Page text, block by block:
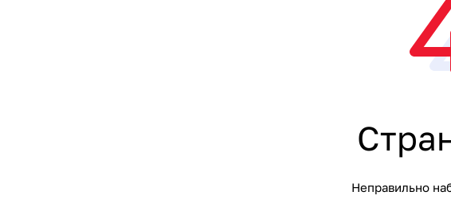
Неправильно